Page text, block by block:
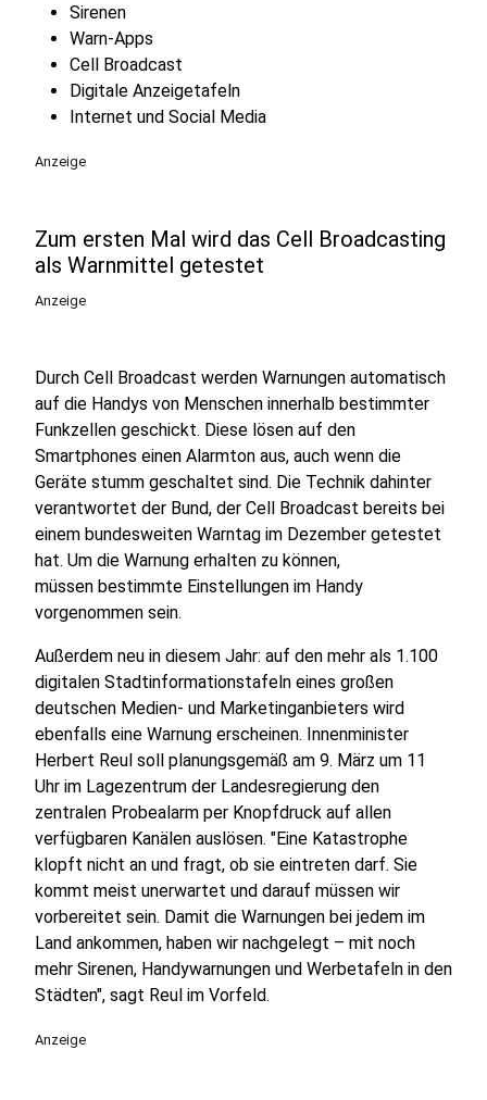
Sirenen
Warn-Apps
Cell Broadcast
Digitale Anzeigetafeln
Internet und Social Media
Anzeige
Zum ersten Mal wird das Cell Broadcasting
als Warnmittel getestet
Anzeige
Durch Cell Broadcast werden Warnungen automatisch
auf die Handys von Menschen innerhalb bestimmter
Funkzellen geschickt. Diese lösen auf den
Smartphones einen Alarmton aus, auch wenn die
Geräte stumm geschaltet sind. Die Technik dahinter
verantwortet der Bund, der Cell Broadcast bereits bei
einem bundesweiten Warntag im Dezember getestet
hat. Um die Warnung erhalten zu können,
müssen bestimmte Einstellungen im Handy
vorgenommen sein.
Außerdem neu in diesem Jahr: auf den mehr als 1.100
digitalen Stadtinformationstafeln eines großen
deutschen Medien- und Marketinganbieters wird
ebenfalls eine Warnung erscheinen. Innenminister
Herbert Reul soll planungsgemäß am 9. März um 11
Uhr im Lagezentrum der Landesregierung den
zentralen Probealarm per Knopfdruck auf allen
verfügbaren Kanälen auslösen. "Eine Katastrophe
klopft nicht an und fragt, ob sie eintreten darf. Sie
kommt meist unerwartet und darauf müssen wir
vorbereitet sein. Damit die Warnungen bei jedem im
Land ankommen, haben wir nachgelegt – mit noch
mehr Sirenen, Handywarnungen und Werbetafeln in den
Städten", sagt Reul im Vorfeld.
Anzeige